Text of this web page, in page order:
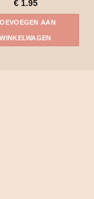
€1.95
AAN
WINKELWAGEN